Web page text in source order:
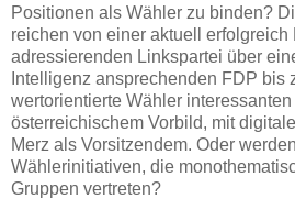
Positionen als Wähler zu binden?
reichen von einer aktuell
adressierenden Linkspartei über
Intelligenz ansprechenden FDP bis
wertorientierte Wähler
österreichischem Vorbild, mit
Merz als Vorsitzendem. Oder
Wählerinitiativen, die
Gruppen vertreten?